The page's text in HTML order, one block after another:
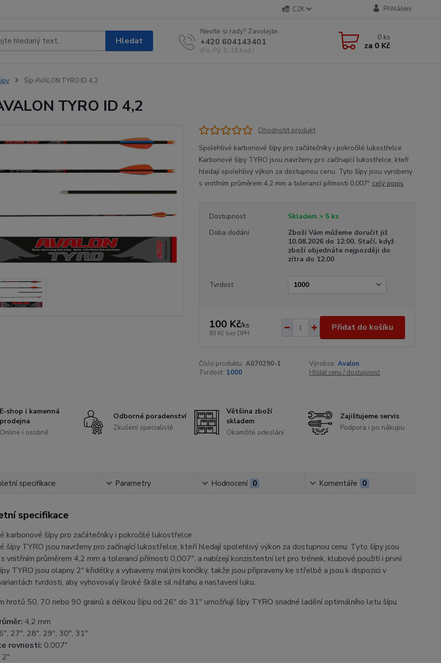
CZK Přihlášení
Hledat
Nevíte si rady? Zavolejte.
+420 604143401
(Po-Pá, 8-18 hod.)
0 ks
za 0 Kč
Šíp AVALON TYRO ID 4,2
TYRO ID 4,2
Ohodnotit produkt
Spolehlivé karbonové šípy pro začátečníky i pokročilé lukostřelce
Karbonové šípy TYRO jsou navrženy pro začínající lukostřelce, kteří
hledají spolehlivý výkon za dostupnou cenu. Tyto šípy jsou vyrobeny
s vnitřním průměrem 4,2 mm a tolerancí přímosti 0,007" celý popis
Dostupnost
Skladem > 5 ks
Doba dodání
Zboží Vám můžeme doručit již
10.08.2026 do 12:00. Stačí, když
zboží objednáte nejpozději do
zítra do 12:00
Tvrdost
100 Kč/ks
83 Kč bez DPH
Přidat do košíku
Číslo produktu: A070290-1 Výrobce: Avalon
Tvrdost: 1000 Hlídat cenu / dostupnost
E-shop i kamenná
prodejna
Online i osobně
Odborné poradenství
Zkušení specialisté
Většina zboží
skladem
Okamžité odeslání
Zajišťujeme servis
Podpora i po nákupu
specifikace Parametry Hodnocení 0 Komentáře 0
specifikace
karbonové šípy pro začátečníky i pokročilé lukostřelce
šípy TYRO jsou navrženy pro začínající lukostřelce, kteří hledají spolehlivý výkon za dostupnou cenu. Tyto šípy jsou
vnitřním průměrem 4,2 mm a tolerancí přímosti 0,007", a nabízejí konzistentní let pro trénink, klubové použití i první
TYRO jsou olapny 2" křidélky a vybaveny malými končíky, takže jsou připraveny ke střelbě a jsou k dispozici v
tvrdosti, aby vyhovovaly široké škále sil nátahu a nastavení luku.
hrotů 50, 70 nebo 90 grainů a délkou šípu od 26" do 31" umožňují šípy TYRO snadné ladění optimálního letu šípu.
4,2 mm
27", 28", 29", 30", 31"
rovnosti: 0,007"
2"